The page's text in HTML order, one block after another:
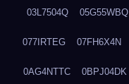
03L7504Q 05G55WBQ
077IRTEG 07FH6X4N
0AG4NTTC 0BPJ04DK